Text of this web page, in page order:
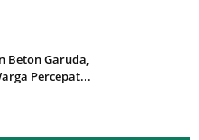
Beton Garuda,
Percepat...